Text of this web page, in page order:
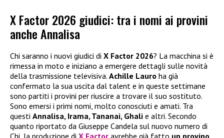
X Factor 2026 giudici: tra i nomi ai provini
anche Annalisa
Chi saranno i nuovi giudici di X Factor 2026? La macchina si è
rimessa in moto e iniziano a emergere dettagli sulle novità
della trasmissione televisiva. Achille Lauro ha già
confermato la sua uscita dal talent e in queste settimane
sono partiti i provini per riuscire a trovare il suo sostituto.
Sono emersi i primi nomi, molto conosciuti e amati. Tra
questi Annalisa, Irama, Tananai, Ghali e altri. Secondo
quanto riportato da Giuseppe Candela sul nuovo numero di
Chi, la produzione di X Factor avrebbe già fatto un provino